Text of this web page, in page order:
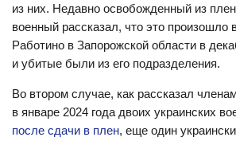
из них. Недавно освобожденный из
военный рассказал, что это произошло
Работино в Запорожской области в
и убитые были из его подразделения.
Во втором случае, как рассказал
в январе 2024 года двоих украинских
после сдачи в плен, еще один